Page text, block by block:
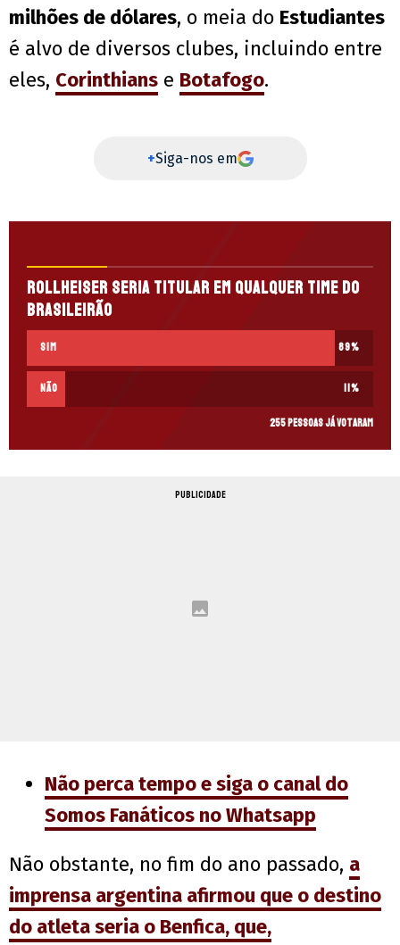
milhões de dólares, o meia do Estudiantes
é alvo de diversos clubes, incluindo entre
eles, Corinthians e Botafogo.
+Siga-nos em
Rollheiser seria titular em qualquer time do
Brasileirão
Sim 89%
Não 11%
255 pessoas já votaram
PUBLICIDADE
Não perca tempo e siga o canal do
Somos Fanáticos no Whatsapp
Não obstante, no fim do ano passado, a
imprensa argentina afirmou que o destino
do atleta seria o Benfica, que,